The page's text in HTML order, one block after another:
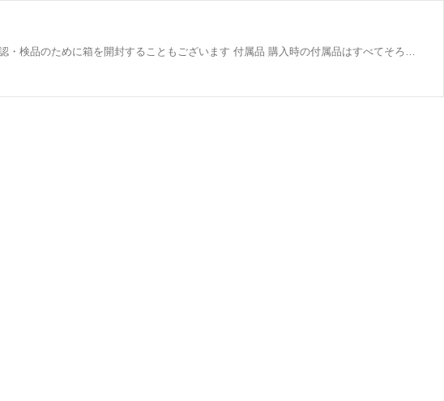
メーカー対象外製品 商品状態 新品未開封、新品未使用 未使用・未開封品でのご用意でございますが 稀に状態確認・検品のために箱を開封することもございます 付属品 購入時の付属品はすべてそろっている 保証書や充電器などは工場出荷時付属してない機種もございます。 初期不良、サポート（１か月） 初期不良の場合、使用有無にかかわらず全額保証 お客様の過失、不適切な使用により故障、OSアップデートやバージョン更新、ソフトウェアやアプルケーションのインストールによるバグなどは対象外となっております。 お客様都合での返品、交換などは弊社で不具合の確認が取れなかった場合も対象外となっております。 格安SI...